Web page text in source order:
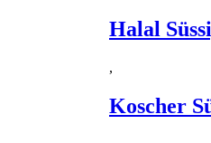
Halal
,
Koscher